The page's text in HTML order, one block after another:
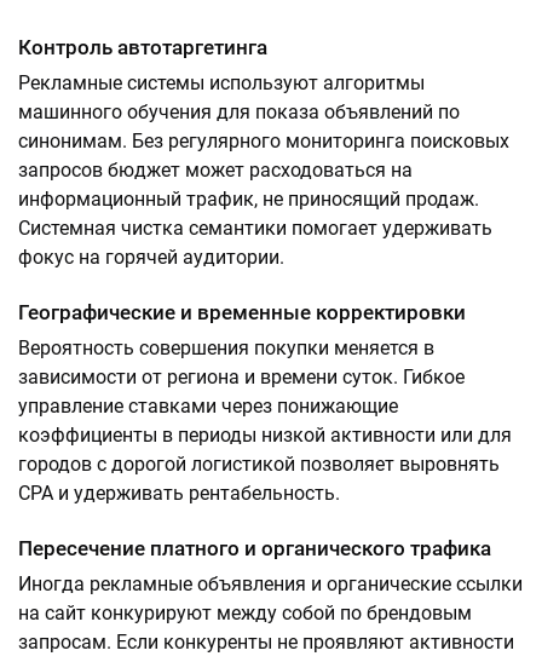
Контроль автотаргетинга
Рекламные системы используют алгоритмы
машинного обучения для показа объявлений по
синонимам. Без регулярного мониторинга поисковых
запросов бюджет может расходоваться на
информационный трафик, не приносящий продаж.
Системная чистка семантики помогает удерживать
фокус на горячей аудитории.
Географические и временные корректировки
Вероятность совершения покупки меняется в
зависимости от региона и времени суток. Гибкое
управление ставками через понижающие
коэффициенты в периоды низкой активности или для
городов с дорогой логистикой позволяет выровнять
CPA и удерживать рентабельность.
Пересечение платного и органического трафика
Иногда рекламные объявления и органические ссылки
на сайт конкурируют между собой по брендовым
запросам. Если конкуренты не проявляют активности